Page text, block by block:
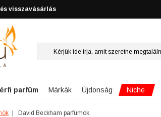
visszavásárlás
parfüm Márkák Újdonság Niche
David Beckham parfümök